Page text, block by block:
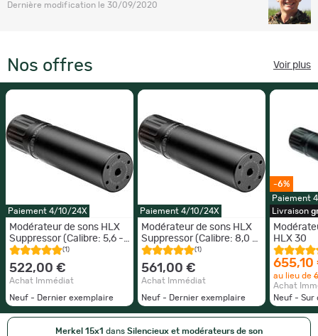
Dernière modification le 30/09/2020
Nos offres Voir plus
Paiement 4/10/24X
Modérateur de sons HLX
Suppressor (Calibre: 5,6 -
7,62 mm, Calibre: 7,62)
(1)
522,00 €
Achat Immédiat
Neuf - Dernier exemplaire
Paiement 4/10/24X
Modérateur de sons HLX
Suppressor (Calibre: 8,0 -
9,3 mm, Calibre: 9,3 mm)
(1)
561,00 €
Achat Immédiat
Neuf - Dernier exemplaire
-6%
Paiement
Livraison
HLX 30
655,10
au lieu de
Achat
Neuf - Sur
Merkel 15x1 dans Silencieux et modérateurs de son